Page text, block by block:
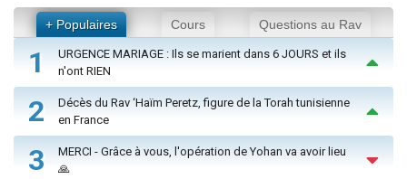
+ Populaires Cours Questions au Rav
1
URGENCE MARIAGE : Ils se marient dans 6 JOURS et ils
n'ont RIEN
2
Décès du Rav ‘Haïm Peretz, figure de la Torah tunisienne
en France
3
MERCI - Grâce à vous, l'opération de Yohan va avoir lieu
🙏